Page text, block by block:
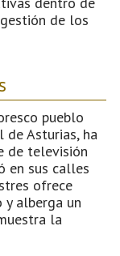
de los
pueblo
Asturias, ha
de televisión
en sus calles
ofrece
y alberga un
la